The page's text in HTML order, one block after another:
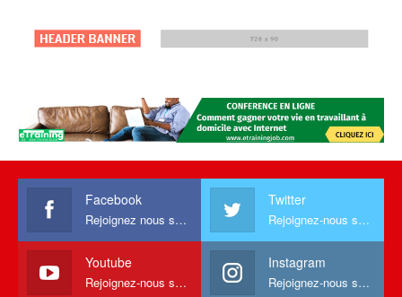
Facebook
Rejoignez nous sur facebook
Twitter
Rejoignez-nous sur Twitter
Youtube
Rejoignez-nous sur Youtube
Instagram
Rejoignez-nous sur Instagram